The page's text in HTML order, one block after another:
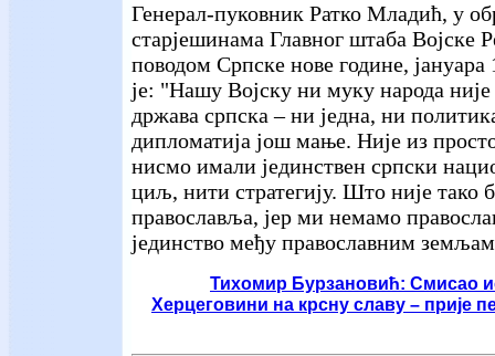
Генерал-пуковник Ратко Младић, у
старјешинама Главног штаба Војске
поводом Српске нове године, јануара
је: "Нашу Војску ни муку народа није
држава српска – ни једна, ни
дипломатија још мање. Није из
нисмо имали јединствен српски
циљ, нити стратегију. Што није тако
православља, јер ми немамо
јединство међу православним
Тихомир Бурзановић: Смисао
Херцеговини на крсну славу – прије